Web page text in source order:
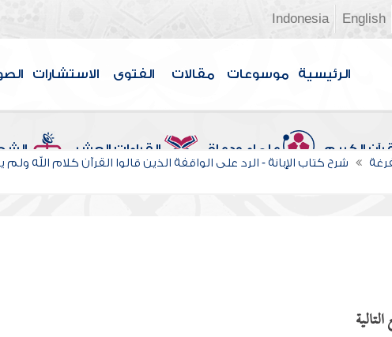
English
Indonesia
الرئيسية موسوعات مقالات الفتوى الاستشارات
الكريم علماء ودعاة القراءات العشر
شرح كتاب الإبانة - الرد على الواقفة الذين قالوا القرآن كلام الله